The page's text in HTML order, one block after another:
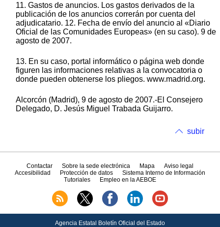
11. Gastos de anuncios. Los gastos derivados de la
publicación de los anuncios correrán por cuenta del
adjudicatario. 12. Fecha de envío del anuncio al «Diario
Oficial de las Comunidades Europeas» (en su caso). 9 de
agosto de 2007.
13. En su caso, portal informático o página web donde
figuren las informaciones relativas a la convocatoria o
donde pueden obtenerse los pliegos. www.madrid.org.
Alcorcón (Madrid), 9 de agosto de 2007.-El Consejero
Delegado, D. Jesús Miguel Trabada Guijarro.
subir
Contactar Sobre la sede electrónica Mapa
Aviso legal
Accesibilidad
Protección de datos
Sistema Interno de Información
Tutoriales
Empleo en la AEBOE
Agencia Estatal Boletín Oficial del Estado